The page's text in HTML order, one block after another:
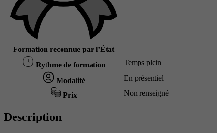
Formation reconnue par l’État
Rythme de formation Temps plein
Modalité En présentiel
Prix Non renseigné
Description